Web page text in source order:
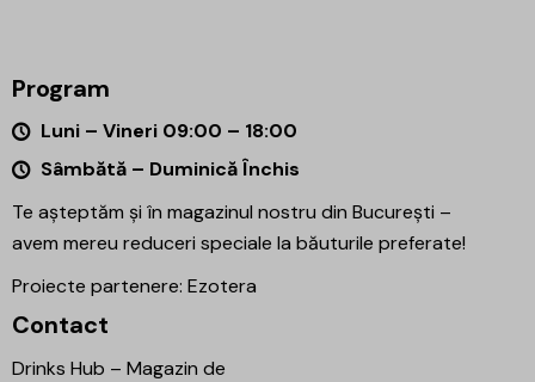
Program
Luni – Vineri 09:00 – 18:00
Sâmbătă – Duminică Închis
Te așteptăm și în magazinul nostru din București –
avem mereu reduceri speciale la băuturile preferate!
Proiecte partenere: Ezotera
Contact
Drinks Hub – Magazin de